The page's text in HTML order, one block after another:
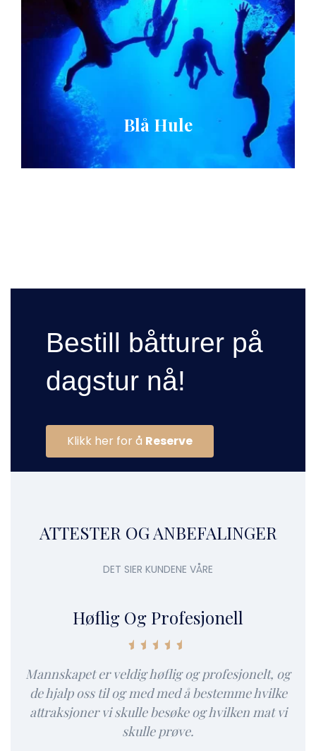
Blå Hule
Bestill båtturer på
dagstur nå!
Klikk her for å Reserve
ATTESTER OG ANBEFALINGER
DET SIER KUNDENE VÅRE
Høflig Og Profesjonell
Mannskapet er veldig høflig og profesjonelt, og
de hjalp oss til og med med å bestemme hvilke
attraksjoner vi skulle besøke og hvilken mat vi
skulle prøve.